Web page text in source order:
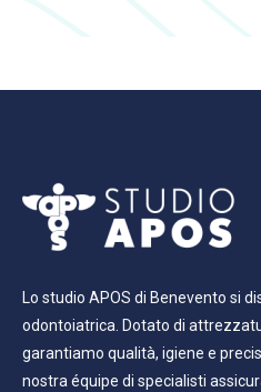
Lo studio APOS di Benevento si
odontoiatrica. Dotato di
garantiamo qualità, igiene e
nostra équipe di specialisti